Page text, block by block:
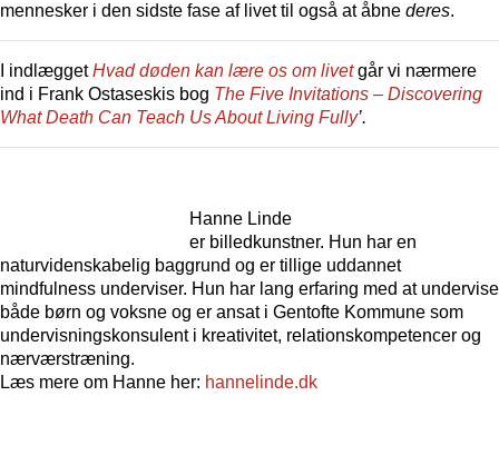
mennesker i den sidste fase af livet til også at åbne deres.
I indlæggetHvad døden kan lære os om livetgår vi nærmere
ind i Frank Ostaseskis bog The Five Invitations – Discovering
What Death Can Teach Us About Living Fully’.
Hanne Linde
er billedkunstner. Hun har en
naturvidenskabelig baggrund og er tillige uddannet
mindfulness underviser. Hun har lang erfaring med at undervise
både børn og voksne og er ansat i Gentofte Kommune som
undervisningskonsulent i kreativitet, relationskompetencer og
nærværstræning.
Læs mere om Hanne her: hannelinde.dk